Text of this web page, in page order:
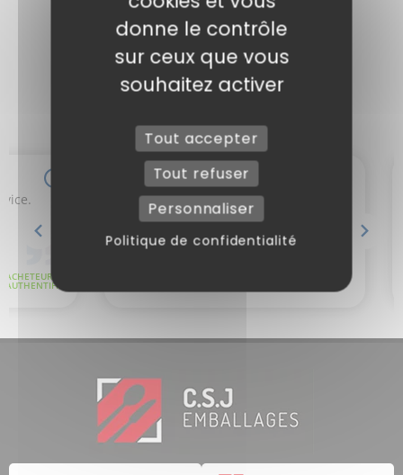
donne le contrôle
sur ceux que vous
souhaitez activer
Tout accepter
Tout refuser
Personnaliser
Politique de confidentialité